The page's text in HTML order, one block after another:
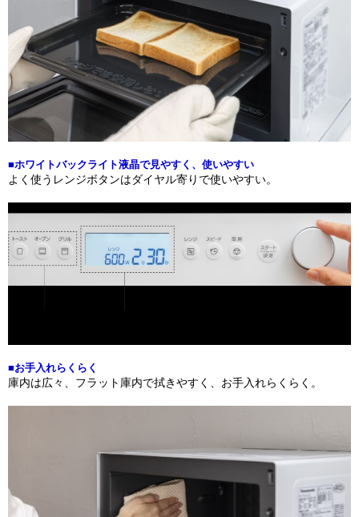
■ホワイトバックライト液晶で見やすく、使いやすい
よく使うレンジボタンはダイヤル寄りで使いやすい。
■お手入れらくらく
庫内は広々、フラット庫内で拭きやすく、お手入れらくらく。